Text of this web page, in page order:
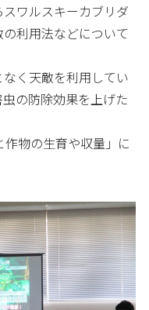
ワルスキーカブリダ
利用法などについて
く天敵を利用してい
の防除効果を上げた
物の生育や収量」に